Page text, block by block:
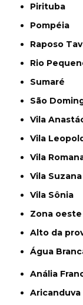
Pirituba
Pompéia
Raposo
Rio
Sumaré
São
Vila
Vila
Vila
Vila Suzana
Vila Sônia
Zona oeste
alto da
Água
Anália
Aricanduva